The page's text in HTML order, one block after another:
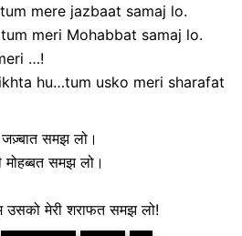
mere jazbaat samaj lo.
meri Mohabbat samaj lo.
…!
hu…tum usko meri sharafat
समझ लो।
समझ लो।
मेरी शराफत समझ लो!